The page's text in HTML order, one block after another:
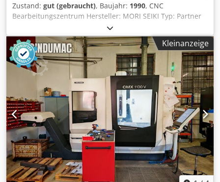
Zustand: gut (gebraucht), Baujahr: 1990, CNC
Bearbeitungszentrum Hersteller: MORI SEIKI Typ: Partner
M300 A-1 Baujahr: 1990 Steuerung: FANUC O-M
Verfahrwege: X/Y/Z: 400 x 300 x 495 mm Entfernung
zwischen Spindelzentrum und Palettentisch (Y-Achse) 25 –
325 mm Entfernung zwischen Spindelnase und
Palettentisch (Z-Achse) 125 – 620 mm Eilgangbewegung: 24
m/min Vorschubbewegung bis 5 m/min Spindel:
Kugellaufspindel: 36 mm Durchmesser Vorschubantriebe
FANUC AC X/Y-Achse Modell 5 Z-Achse Modell 10
Hauptspindelumdrehungen: 100 – 6000 U/min
Hauptspindelmotor: AC 5,5 kW Hauptspindelkegel: BT 40
Palette: Palettengröße: 315 x 315 mm
Palettenindexierwinkel: 7,5 Grad Indexiergenauigkeit: + / -
2 Sek. Wiederholgenauigkeit: + / - 1 Sek. Klemmkraft der
Palette: 3.400 kg Werkstückgewicht max.: 150 kg
Automatischer Werkzeugwechsler: Crodpfst Rg E Ssx Aidsf
Kleinanzeige